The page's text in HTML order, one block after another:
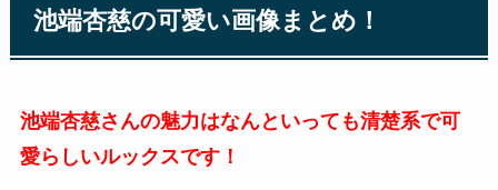
池端杏慈の可愛い画像まとめ！
池端杏慈さんの魅力はなんといっても清楚系で可
愛らしいルックスです！